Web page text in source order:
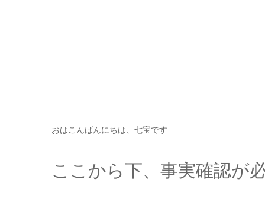
おはこんばんにちは、七宝です
ここから下、事実確認が